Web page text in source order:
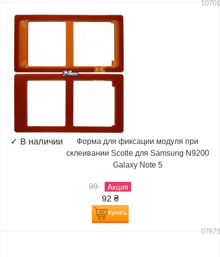
✓ В наличии
Форма для фиксации модуля при
склеивании Scotle для Samsung N9200
Galaxy Note 5
99 Акция
92 ₴
Купить